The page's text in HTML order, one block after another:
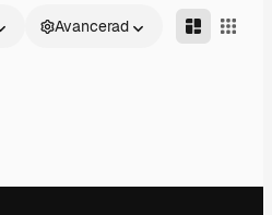
Avancerad